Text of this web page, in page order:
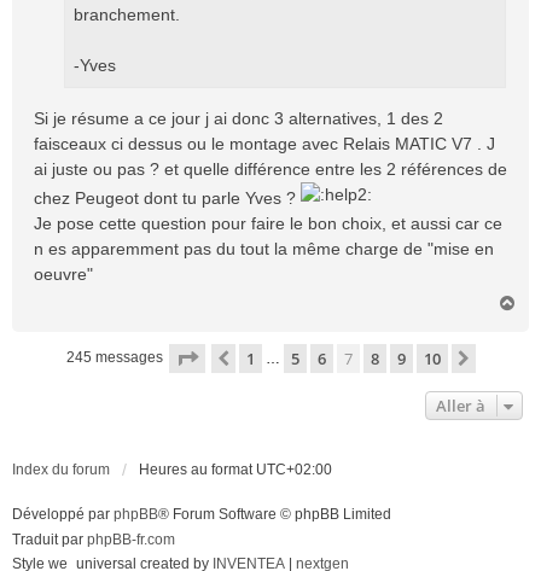
branchement.
-Yves
Si je résume a ce jour j ai donc 3 alternatives, 1 des 2
faisceaux ci dessus ou le montage avec Relais MATIC V7 . J
ai juste ou pas ? et quelle différence entre les 2 références de
chez Peugeot dont tu parle Yves ?
Je pose cette question pour faire le bon choix, et aussi car ce
n es apparemment pas du tout la même charge de "mise en
oeuvre"
245 messages Page sur10
Précédente
1 … 5 6 7 8 9 10
Aller à
Index du forum Heures au format UTC+02:00
Développé par phpBB® Forum Software © phpBB Limited
Traduit par phpBB-fr.com
Style we_universal created by INVENTEA nextgen